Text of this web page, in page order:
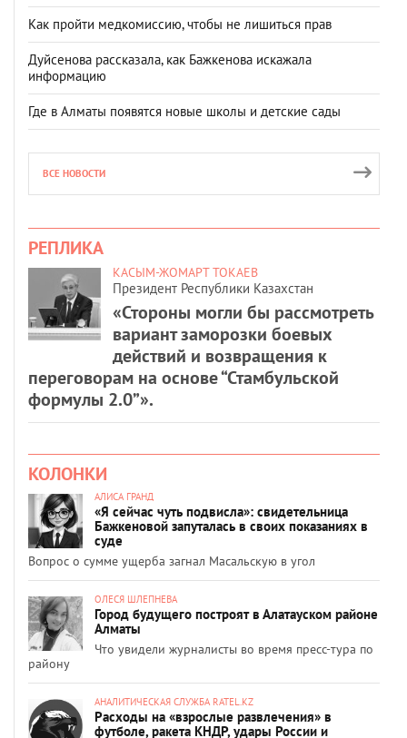
Как пройти медкомиссию, чтобы не лишиться прав
Дуйсенова рассказала, как Бажкенова искажала
информацию
Где в Алматы появятся новые школы и детские сады
ВСЕ НОВОСТИ
РЕПЛИКА
КАСЫМ-ЖОМАРТ ТОКАЕВ
Президент Республики Казахстан
«Стороны могли бы рассмотреть
вариант заморозки боевых
действий и возвращения к
переговорам на основе “Стамбульской
формулы 2.0”».
КОЛОНКИ
АЛИСА ГРАНД
«Я сейчас чуть подвисла»: свидетельница
Бажкеновой запуталась в своих показаниях в
суде
Вопрос о сумме ущерба загнал Масальскую в угол
ОЛЕСЯ ШЛЕПНЕВА
Город будущего построят в Алатауском районе
Алматы
Что увидели журналисты во время пресс-тура по
району
АНАЛИТИЧЕСКАЯ СЛУЖБА RATEL.KZ
Расходы на «взрослые развлечения» в
футболе, ракета КНДР, удары России и